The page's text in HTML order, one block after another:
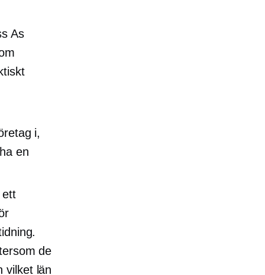
As
i,
en
ett
de
vilket län